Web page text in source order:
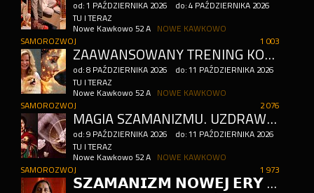
od:1 PAŹDZIERNIKA 2026 do:4 PAŹDZIERNIKA 2026
TU I TERAZ
Nowe Kawkowo 52 A
NOWE KAWKOWO
1 003
SAMOROZWOJ
ZAAWANSOWANY TRENING KOMUNIKACJI ZE ZWIERZĘTAMI. „JĘZYK CUDÓW” POZIOM 2
od:8 PAŹDZIERNIKA 2026 do:11 PAŹDZIERNIKA 2026
TU I TERAZ
Nowe Kawkowo 52 A
NOWE KAWKOWO
2 076
SAMOROZWOJ
MAGIA SZAMANIZMU. UZDRAWIAJĄCA MOC SZAMAŃSKIEJ PODRÓŻY. SZAMAŃSKIE ODZYSKIWANIE MOCY
od:9 PAŹDZIERNIKA 2026 do:11 PAŹDZIERNIKA 2026
TU I TERAZ
Nowe Kawkowo 52 A
NOWE KAWKOWO
1 973
SAMOROZWOJ
𝗦𝗭𝗔𝗠𝗔𝗡𝗜𝗭𝗠 𝗡𝗢𝗪𝗘𝗝 𝗘𝗥𝗬 𝗘𝗡𝗘𝗥𝗚𝗘𝗧𝗬𝗖𝗭𝗡𝗘𝗝 Z FRANCOISE RAMBAUD